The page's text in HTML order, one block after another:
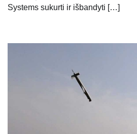
Systems sukurti ir išbandyti […]